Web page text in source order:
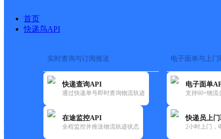
首页
快递鸟API
实时查询与订阅推送
快递查询API
通过快递单号即时查询物流轨迹
在途监控API
全程监控并推送物流轨迹状态
电子面单与上门
电子面单
支持60+物流
快递员上
2小时上门，
快运大全 快递时效